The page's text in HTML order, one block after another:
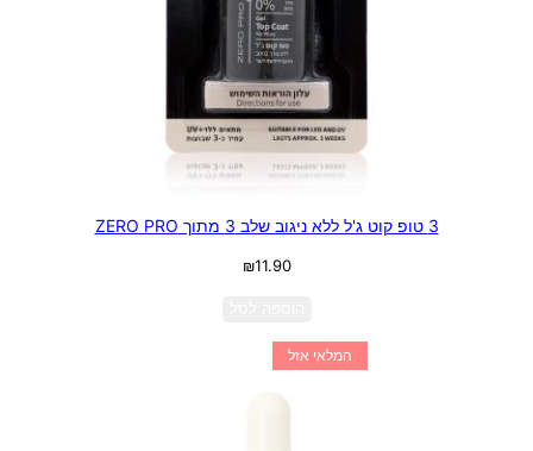
3 טופ קוט ג'ל ללא ניגוב שלב 3 מתוך ZERO PRO
₪11.90
המלאי אזל